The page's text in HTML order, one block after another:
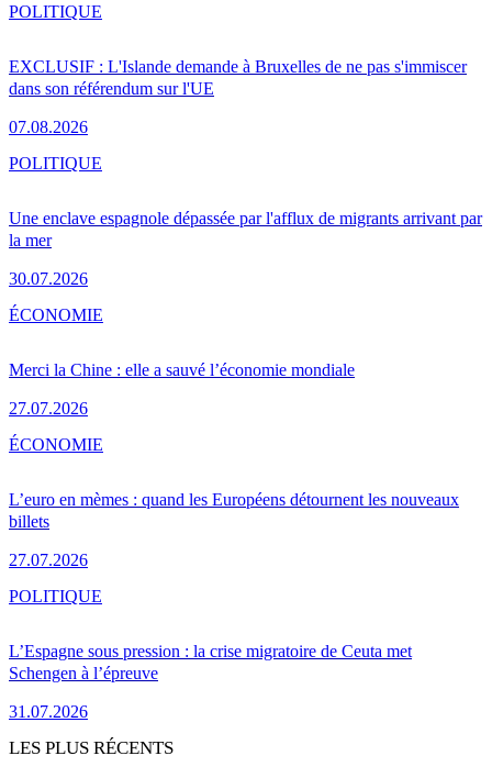
EXCLUSIF : L'Islande demande à Bruxelles de ne pas s'immiscer
dans son référendum sur l'UE
07.08.2026
POLITIQUE
Une enclave espagnole dépassée par l'afflux de migrants arrivant par
la mer
30.07.2026
POLITIQUE
Merci la Chine : elle a sauvé l’économie mondiale
27.07.2026
ÉCONOMIE
L’euro en mèmes : quand les Européens détournent les nouveaux
billets
27.07.2026
ÉCONOMIE
L’Espagne sous pression : la crise migratoire de Ceuta met
Schengen à l’épreuve
31.07.2026
POLITIQUE
LES PLUS RÉCENTS